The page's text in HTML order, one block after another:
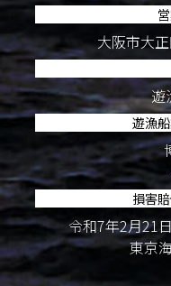
大阪市大
遊
遊漁
損害
令和7年2月21
東京